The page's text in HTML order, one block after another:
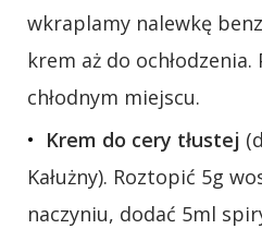
wkraplamy nalewkę
krem aż do
chłodnym miejscu.
Krem do cery tłustej
Kałużny). Roztopić 5g
naczyniu, dodać 5ml